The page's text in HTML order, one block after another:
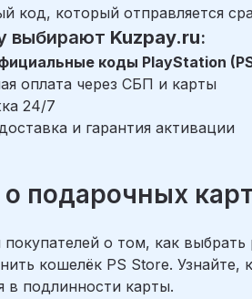
код, который отправляется
выбирают Kuzpay.ru:
коды PlayStation
оплата через СБП и карты
24/7
и гарантия активации
подарочных
о том, как выбрать
кошелёк PS Store.
в подлинности карты.